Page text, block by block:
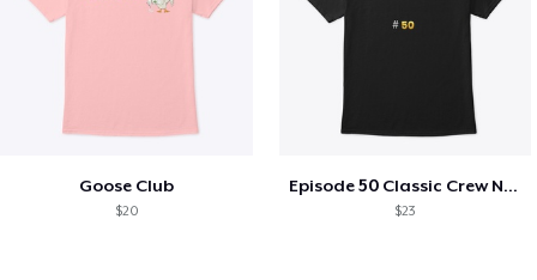
Goose Club
$20
Episode 50 Classic Crew Neck T-Shirt
$23